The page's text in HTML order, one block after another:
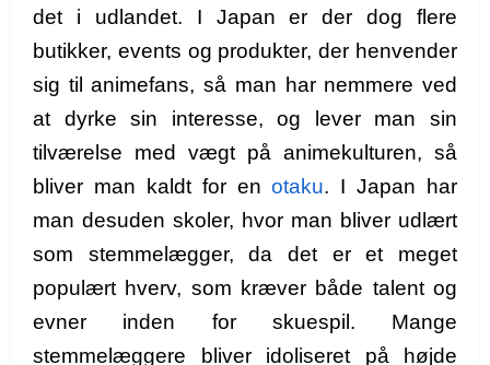
det i udlandet. I Japan er der dog flere
butikker, events og produkter, der henvender
sig til animefans, så man har nemmere ved
at dyrke sin interesse, og lever man sin
tilværelse med vægt på animekulturen, så
bliver man kaldt for enotaku. I Japan har
man desuden skoler, hvor man bliver udlært
som stemmelægger, da det er et meget
populært hverv, som kræver både talent og
evner inden for skuespil. Mange
stemmelæggere bliver idoliseret på højde